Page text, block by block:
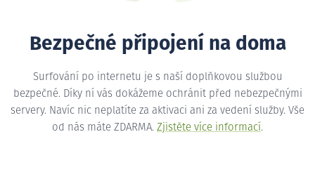
Bezpečné připojení na doma
Surfování po internetu je s naší doplňkovou službou
bezpečné. Díky ní vás dokážeme ochránit před nebezpečnými
servery. Navíc nic neplatíte za aktivaci ani za vedení služby. Vše
od nás máte ZDARMA. Zjistěte více informací.